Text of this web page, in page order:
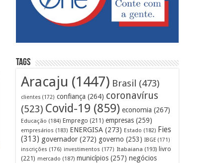
Tags
Aracaju (1447) Brasil (473)
clientes (172) confiança (264) coronavírus
(523) Covid-19 (859) economia (267)
Educação (184) Emprego (211) empresas (259)
empresários (183) ENERGISA (273) Estado (182) Fies
(313) governador (272) governo (253) IBGE (171)
inscrições (176) investimentos (177) Itabaiana (193) livro
(221) mercado (187) municípios (257) negócios